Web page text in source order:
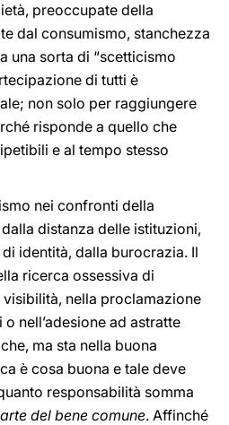
preoccupate della
dal consumismo, stanchezza
una sorta di “scetticismo
di tutti è
non solo per raggiungere
risponde a quello che
e al tempo stesso
nei confronti della
distanza delle istituzioni,
identità, dalla burocrazia. Il
ricerca ossessiva di
nella proclamazione
nell’adesione ad astratte
ma sta nella buona
è cosa buona e tale deve
responsabilità somma
arte del bene comune. Affinché